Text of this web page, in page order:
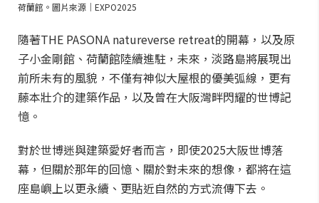
荷蘭館。圖片來源｜EXPO2025
隨著THE PASONA natureverse retreat的開幕，以及原
子小金剛館、荷蘭館陸續進駐，未來，淡路島將展現出
前所未有的風貌，不僅有神似大屋根的優美弧線，更有
藤本壯介的建築作品，以及曾在大阪灣畔閃耀的世博記
憶。
對於世博迷與建築愛好者而言，即使2025大阪世博落
幕，但關於那年的回憶、關於對未來的想像，都將在這
座島嶼上以更永續、更貼近自然的方式流傳下去。